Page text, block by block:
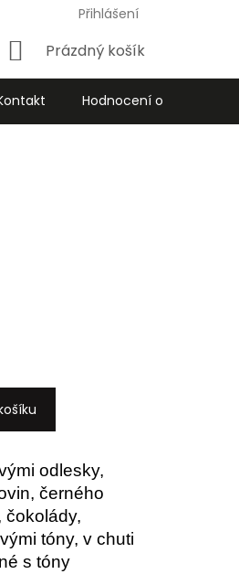
Přihlášení
Nákupní
Prázdný košík
Hodnocení obchodu
odlesky,
černého
čokolády,
tóny, v chuti
s tóny